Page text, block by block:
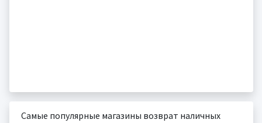
Самые популярные магазины возврат наличных